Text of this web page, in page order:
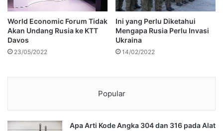
World Economic Forum Tidak
Akan Undang Rusia ke KTT
Davos
23/05/2022
Ini yang Perlu Diketahui
Mengapa Rusia Perlu Invasi
Ukraina
14/02/2022
Popular
Apa Arti Kode Angka 304 dan 316 pada Alat